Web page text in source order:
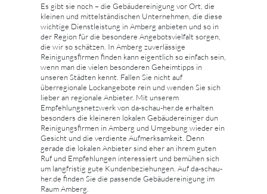
Es gibt sie noch – die Gebäudereinigung vor Ort, die
kleinen und mittelständischen Unternehmen, die diese
wichtige Dienstleistung in Amberg anbieten und so in
der Region für die besondere Angebotsvielfalt sorgen,
die wir so schätzen. In Amberg zuverlässige
Reinigungsfirmen finden kann eigentlich so einfach sein,
wenn man die vielen besonderen Geheimtipps in
unseren Städten kennt. Fallen Sie nicht auf
überregionale Lockangebote rein und wenden Sie sich
lieber an regionale Anbieter. Mit unserem
Empfehlungsnetzwerk von da-schau-her.de erhalten
besonders die kleineren lokalen Gebäudereiniger dun
Reinigungsfirmen in Amberg und Umgebung wieder ein
Gesicht und die verdiente Aufmerksamkeit. Denn
gerade die lokalen Anbieter sind eher an ihrem guten
Ruf und Empfehlungen interessiert und bemühen sich
um langfristig gute Kundenbeziehungen. Auf da-schau-
her.de finden Sie die passende Gebäudereinigung im
Raum Amberg.